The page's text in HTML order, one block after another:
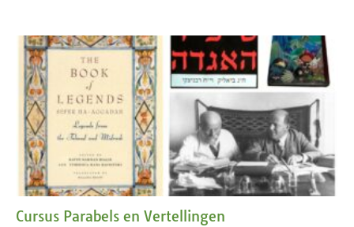
Cursus Parabels en Vertellingen